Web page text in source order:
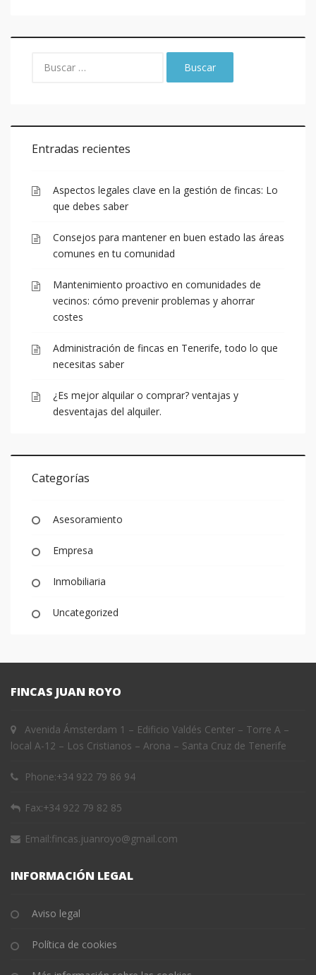
Entradas recientes
Aspectos legales clave en la gestión de fincas: Lo
que debes saber
Consejos para mantener en buen estado las áreas
comunes en tu comunidad
Mantenimiento proactivo en comunidades de
vecinos: cómo prevenir problemas y ahorrar
costes
Administración de fincas en Tenerife, todo lo que
necesitas saber
¿Es mejor alquilar o comprar? ventajas y
desventajas del alquiler.
Categorías
Asesoramiento
Empresa
Inmobiliaria
Uncategorized
FINCAS JUAN ROYO
Avenida Ámsterdam 1 – Edificio Valdés Center – Torre A –
local A-12 – Los Cristianos – Arona – Santa Cruz de Tenerife
Phone:+34 922 79 86 94
Fax:+34 922 79 82 85
Email:fincas.juanroyo@gmail.com
INFORMACIÓN LEGAL
Aviso legal
Política de cookies